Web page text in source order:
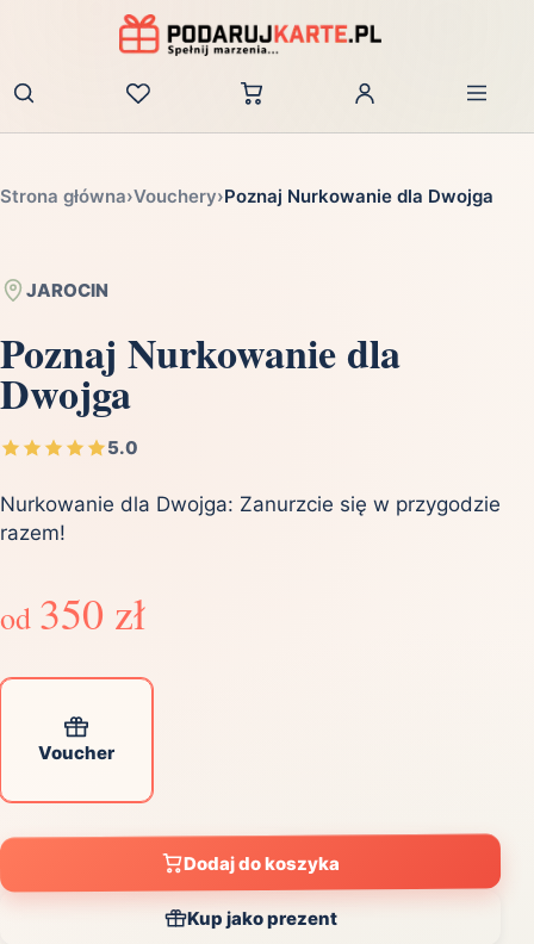
Zaloguj
Strona główna›Vouchery›Poznaj Nurkowanie dla Dwojga
JAROCIN
Poznaj Nurkowanie dla
Dwojga
5.0
Nurkowanie dla Dwojga: Zanurzcie się w przygodzie
razem!
od 350 zł
Voucher
Dodaj do koszyka
Kup jako prezent